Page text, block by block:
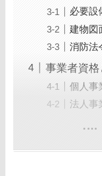
必要設
建物図
消防法
事業者資
個人事
法人事